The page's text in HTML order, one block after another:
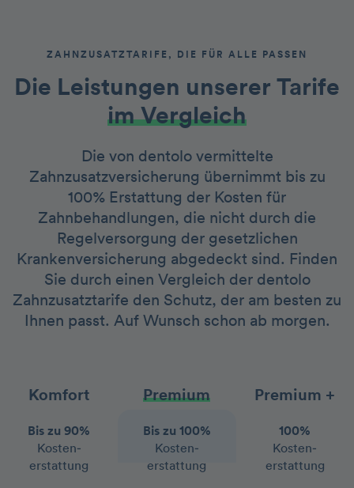
ZAHNZUSATZTARIFE, DIE FÜR ALLE PASSEN
Die Leistungen unserer Tarife
im Vergleich
Die von dentolo vermittelte
Zahnzusatzversicherung übernimmt bis zu
100% Erstattung der Kosten für
Zahnbehandlungen, die nicht durch die
Regelversorgung der gesetzlichen
Krankenversicherung abgedeckt sind. Finden
Sie durch einen Vergleich der dentolo
Zahnzusatztarife den Schutz, der am besten zu
Ihnen passt. Auf Wunsch schon ab morgen.
Komfort Premium Premium +
Bis zu 90%
Kosten­
erstattung
Bis zu 100%
Kosten­
erstattung
100%
Kosten­
erstattung